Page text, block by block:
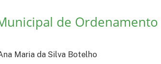
de
Maria da Silva Botelho